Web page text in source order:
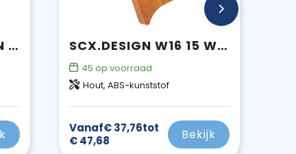
RESTY TELEFOON- EN TABLETHOUDER SCX.DESIGN W16 15 W OPLICHTENDE DRAADLOZE HOUTEN STANDAARD
45 op voorraad
Hout, ABS-kunststof
Vanaf€ 37,76tot
€ 47,68
Bekijk